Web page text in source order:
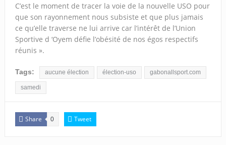
C’est le moment de tracer la voie de la nouvelle USO pour
que son rayonnement nous subsiste et que plus jamais
ce qu’elle traverse ne lui arrive car l’intérêt de l’Union
Sportive d ‘Oyem défie l’obésité de nos égos respectifs
réunis ».
Tags: aucune élection élection-uso gabonallsport.com
samedi
Share 0 Tweet